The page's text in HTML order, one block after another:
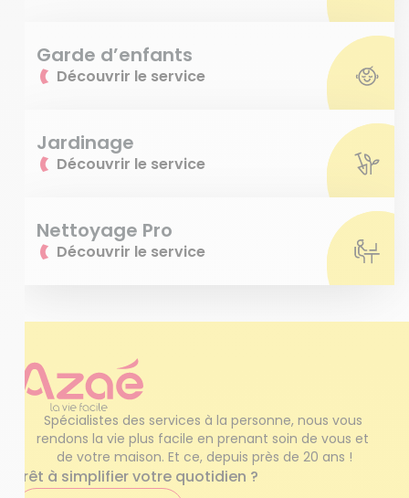
Garde d’enfants
Découvrir le service
Jardinage
Découvrir le service
Nettoyage Pro
Découvrir le service
Spécialistes des services à la personne, nous vous
rendons la vie plus facile en prenant soin de vous et
de votre maison. Et ce, depuis près de 20 ans !
Prêt à simplifier votre quotidien ?